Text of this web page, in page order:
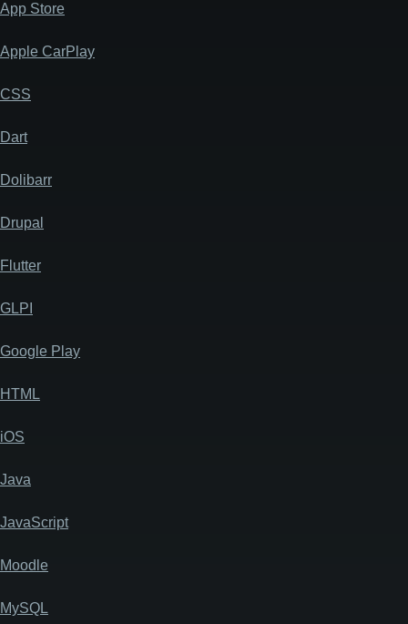
App Store
Apple CarPlay
CSS
Dart
Dolibarr
Drupal
Flutter
GLPI
Google Play
HTML
iOS
Java
JavaScript
Moodle
MySQL